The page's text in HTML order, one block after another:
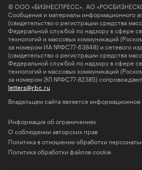
© ООО «БИЗНЕСПРЕСС», АО
Сообщения и материалы информационного
(свидетельство о регистрации средства
Федеральной службой по надзору в сфере
технологий и массовых коммуникаций
за номером ИА №ФС77-63848) и сетевого
(свидетельство о регистрации средства
Федеральной службой по надзору в сфере
технологий и массовых коммуникаций
за номером ЭЛ №ФС77-82385)
letters@rbc.ru
Владельцем сайта является информационное
Информация об ограничениях
О соблюдении авторских прав
Политика в отношении обработки
Политика обработки файлов cookie